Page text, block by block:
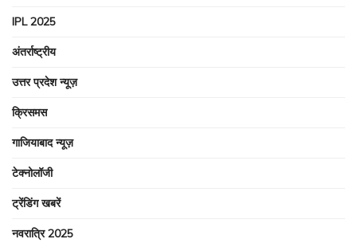
IPL 2025
अंतर्राष्ट्रीय
उत्तर प्रदेश न्यूज़
क्रिसमस
गाजियाबाद न्यूज़
टेक्नोलॉजी
ट्रेंडिंग खबरें
नवरात्रि 2025